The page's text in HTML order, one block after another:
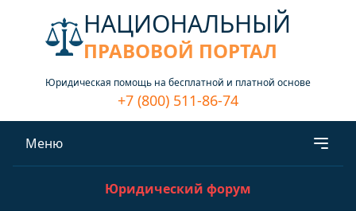
НАЦИОНАЛЬНЫЙ
ПРАВОВОЙ ПОРТАЛ
Юридическая помощь на бесплатной и платной основе
+7 (800) 511-86-74
Меню
Юридический форум